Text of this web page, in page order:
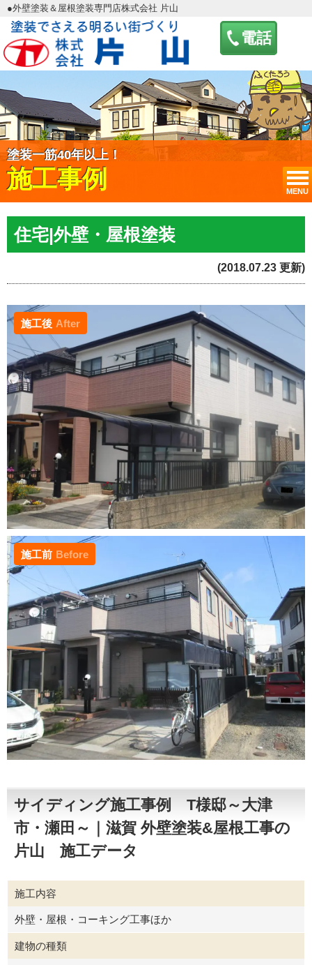
電話
MENU
●外壁塗装＆屋根塗装専門店株式会社 片山
塗装一筋40年以上！
施工事例
住宅|外壁・屋根塗装
(2018.07.23 更新)
施工後 After
施工前 Before
サイディング施工事例 T様邸～大津
市・瀬田～｜滋賀 外壁塗装&屋根工事の
片山 施工データ
施工内容
外壁・屋根・コーキング工事ほか
建物の種類